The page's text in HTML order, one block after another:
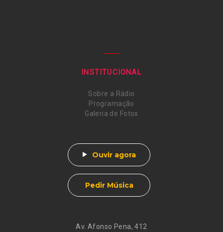
Av. Afonso Pena, 412
INSTITUCIONAL
Sobre a Rádio
Programação
Galeria de Fotos
Ouvir agora
Pedir Música